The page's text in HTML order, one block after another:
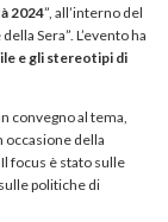
2024”, all’interno del
Sera”. L’evento ha
e gli stereotipi di
convegno al tema,
occasione della
focus è stato sulle
politiche di